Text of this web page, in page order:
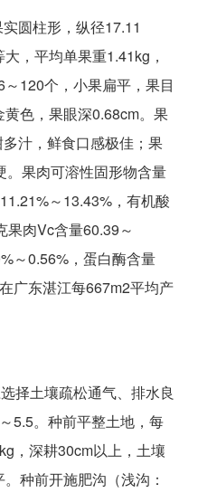
圆柱形，纵径17.11
，平均单果重1.41kg，
120个，小果扁平，果目
色，果眼深0.68cm。果
汁，鲜食口感极佳；果
。果肉可溶性固形物含量
～13.43%，有机酸
果肉Vc含量60.39～
～0.56%，蛋白酶含量
广东湛江每667m2平均产
择土壤疏松通气、排水良
5.5。种前平整土地，每
，深耕30cm以上，土壤
种前开施肥沟（浅沟：